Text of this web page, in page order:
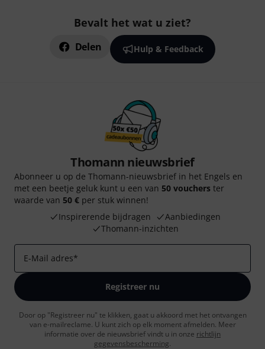
Bevalt het wat u ziet?
Delen Hulp & Feedback
Thomann nieuwsbrief
Abonneer u op de Thomann-nieuwsbrief in het Engels en
met een beetje geluk kunt u een van 50 vouchers ter
waarde van 50 € per stuk winnen!
Inspirerende bijdragen
Aanbiedingen
Thomann-inzichten
E-Mail adres*
Registreer nu
Door op "Registreer nu" te klikken, gaat u akkoord met het ontvangen
van e-mailreclame. U kunt zich op elk moment afmelden. Meer
informatie over de nieuwsbrief vindt u in onze richtlijn
gegevensbescherming.